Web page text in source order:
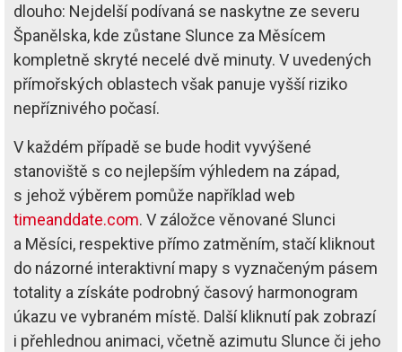
dlouho: Nejdelší podívaná se naskytne ze severu
Španělska, kde zůstane Slunce za Měsícem
kompletně skryté necelé dvě minuty. V uvedených
přímořských oblastech však panuje vyšší riziko
nepříznivého počasí.
V každém případě se bude hodit vyvýšené
stanoviště s co nejlepším výhledem na západ,
s jehož výběrem pomůže například web
timeanddate.com. V záložce věnované Slunci
a Měsíci, respektive přímo zatměním, stačí kliknout
do názorné interaktivní mapy s vyznačeným pásem
totality a získáte podrobný časový harmonogram
úkazu ve vybraném místě. Další kliknutí pak zobrazí
i přehlednou animaci, včetně azimutu Slunce či jeho